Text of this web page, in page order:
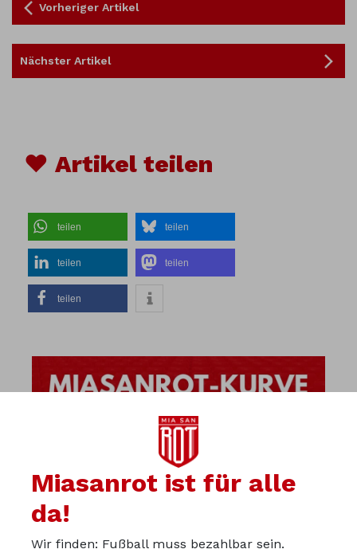
Vorheriger Artikel
Nächster Artikel
♥ Artikel teilen
teilen teilen
teilen teilen
teilen
Miasanrot ist für alle
da!
Wir finden: Fußball muss bezahlbar sein.